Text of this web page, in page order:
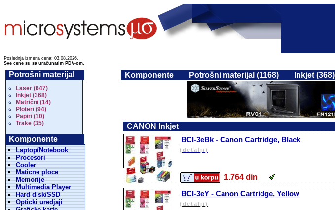
Poslednja izmena cena: 03.08.2026.
Sve cene su sa uračunatim PDV-om.
Potrošni materijal
Laser (647)
Inkjet (368)
Matrični (14)
Ploteri (94)
Papiri (10)
Trake (35)
Komponente
Laptop/Notebook
Procesori
Cooler
Maticne ploce
Memorije
Multimedia Player
Hard disk/SSD
Opticki uredjaji
Komponente Potrošni materijal (1168) Inkjet (368)
CANON Inkjet
BCI-3eBk - Canon Cartridge, Black
(detalji)
1.764 din
BCI-3eY - Canon Cartridge, Yellow
(detalji)